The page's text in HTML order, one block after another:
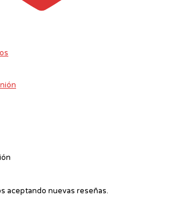
aceptando nuevas reseñas.